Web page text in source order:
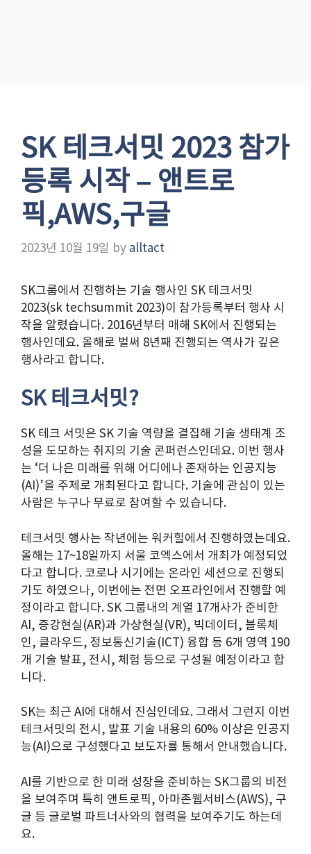
SK 테크서밋 2023 참가
등록 시작 – 앤트로
픽,AWS,구글
2023년 10월 19일 by alltact
SK그룹에서 진행하는 기술 행사인 SK 테크서밋
2023(sk techsummit 2023)이 참가등록부터 행사 시
작을 알렸습니다. 2016년부터 매해 SK에서 진행되는
행사인데요. 올해로 벌써 8년째 진행되는 역사가 깊은
행사라고 합니다.
SK 테크서밋?
SK 테크 서밋은 SK 기술 역량을 결집해 기술 생태계 조
성을 도모하는 취지의 기술 콘퍼런스인데요. 이번 행사
는 ‘더 나은 미래를 위해 어디에나 존재하는 인공지능
(AI)’을 주제로 개최된다고 합니다. 기술에 관심이 있는
사람은 누구나 무료로 참여할 수 있습니다.
테크서밋 행사는 작년에는 워커힐에서 진행하였는데요.
올해는 17~18일까지 서울 코엑스에서 개최가 예정되었
다고 합니다. 코로나 시기에는 온라인 세션으로 진행되
기도 하였으나, 이번에는 전면 오프라인에서 진행할 예
정이라고 합니다. SK 그룹내의 계열 17개사가 준비한
AI, 증강현실(AR)과 가상현실(VR), 빅데이터, 블록체
인, 클라우드, 정보통신기술(ICT) 융합 등 6개 영역 190
개 기술 발표, 전시, 체험 등으로 구성될 예정이라고 합
니다.
SK는 최근 AI에 대해서 진심인데요. 그래서 그런지 이번
테크서밋의 전시, 발표 기술 내용의 60% 이상은 인공지
능(AI)으로 구성했다고 보도자룔 통해서 안내했습니다.
AI를 기반으로 한 미래 성장을 준비하는 SK그룹의 비전
을 보여주며 특히 앤트로픽, 아마존웹서비스(AWS), 구
글 등 글로벌 파트너사와의 협력을 보여주기도 하는데
요.